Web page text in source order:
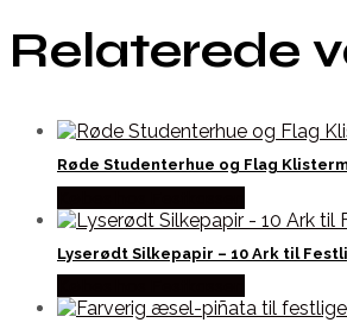
Relaterede
Røde Studenterhue og Flag
Lyserødt Silkepapir – 10 Ark til